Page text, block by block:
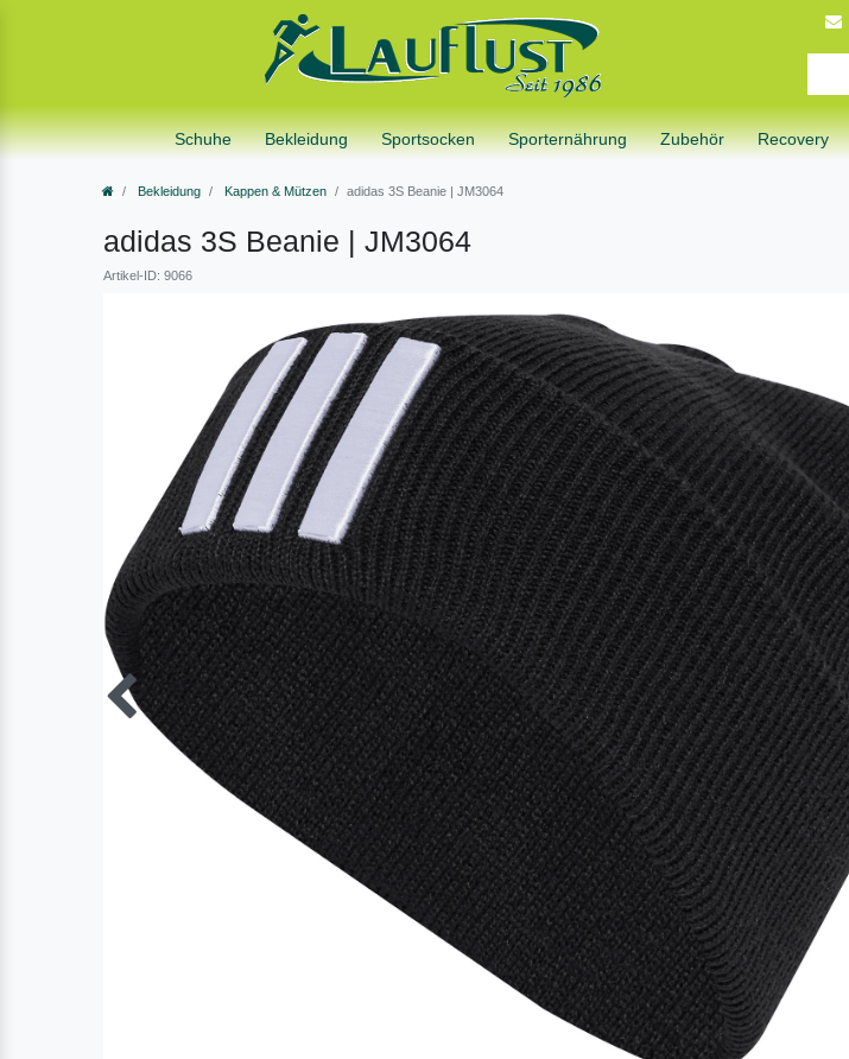
Schuhe Bekleidung Sportsocken Sporternährung Zubehör Recovery
Bekleidung Kappen & Mützen adidas 3S Beanie | JM3064
adidas 3S Beanie | JM3064
Artikel-ID: 9066